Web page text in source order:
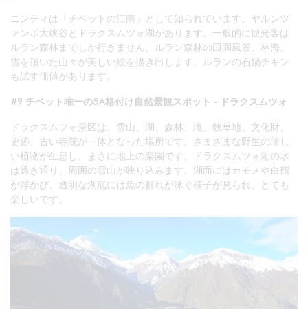
ニンティは「チベットの江南」として知られています。ヤルンツ
ァンポ大峡谷とドラクスムツォ湖があります。一般的に観光客は
ルラン森林までしか行きません。ルラン森林の田園風景、林海、
雪を頂いた山々が美しい絵を描き出します。ルランの石鍋チキン
も試す価値があります。
#9 チベット唯一の5A格付け自然景観スポット - ドラクスムツォ
ドラクスムツォ景区は、雪山、湖、森林、滝、牧草地、文化財、
史跡、古い寺院が一体となった場所です。さまざまな野生の珍し
い植物が生息し、まさに地上の楽園です。ドラクスムツォ湖の水
は透き通り、周囲の雪山が映り込みます。湖面にはカモメや白鶴
が浮かび、透明な湖底には魚の群れが泳ぐ様子が見られ、とても
楽しいです。